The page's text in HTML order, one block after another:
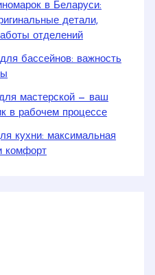
в Беларуси:
детали,
отделений
бассейнов: важность
мастерской — ваш
в рабочем процессе
кухни: максимальная
комфорт